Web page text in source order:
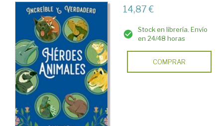
14,87 €
Stock en librería. Envío
en 24/48 horas
COMPRAR